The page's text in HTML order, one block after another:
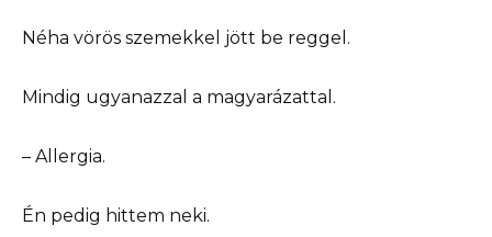
Néha vörös szemekkel jött be reggel.
Mindig ugyanazzal a magyarázattal.
– Allergia.
Én pedig hittem neki.